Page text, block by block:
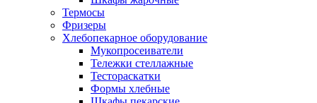
Термосы
Фризеры
Хлебопекарное оборудование
Мукопросеиватели
Тележки стеллажные
Тестораскатки
Формы хлебные